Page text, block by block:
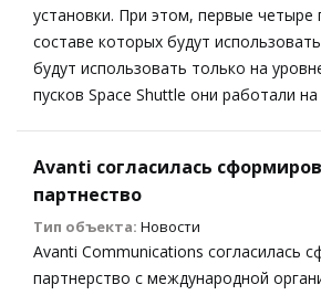
установки. При этом, первые четыре
составе которых будут
будут использовать только на
пусков Space Shuttle они работали
Avanti согласилась
партнество
Тип объекта: Новости
Avanti Communications согласилась
партнерство с международной